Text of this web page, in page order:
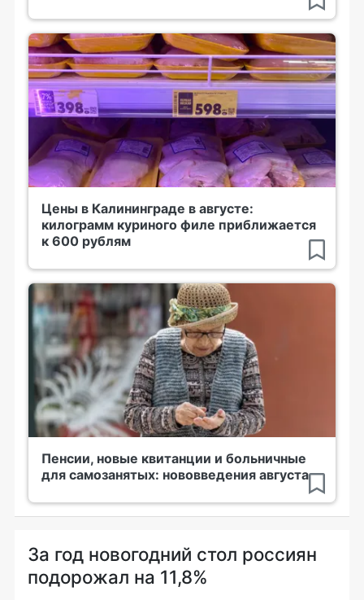
Цены в Калининграде в августе:
килограмм куриного филе приближается
к 600 рублям
Пенсии, новые квитанции и больничные
для самозанятых: нововведения августа
За год новогодний стол россиян
подорожал на 11,8%